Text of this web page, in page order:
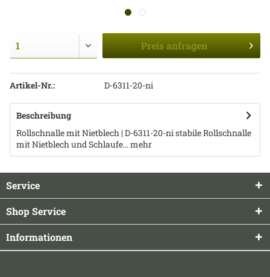
Preis anfragen
Artikel-Nr.: D-6311-20-ni
Beschreibung
Rollschnalle mit Nietblech | D-6311-20-ni stabile Rollschnalle
mit Nietblech und Schlaufe...mehr
Service
Shop Service
Informationen